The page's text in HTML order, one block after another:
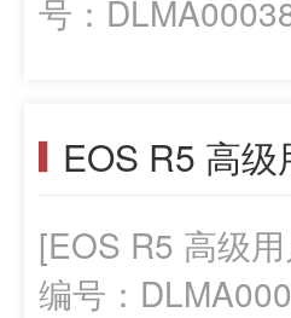
号：
EOS R5 高
[EOS R5 高级
编号：